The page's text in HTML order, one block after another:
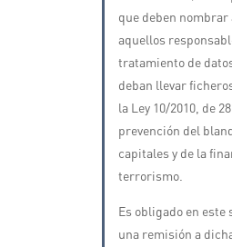
que deben nombrar
aquellos
tratamiento de
deban llevar
la Ley 10/2010, de
prevención del
capitales y de la
terrorismo.
Es obligado en este
una remisión a